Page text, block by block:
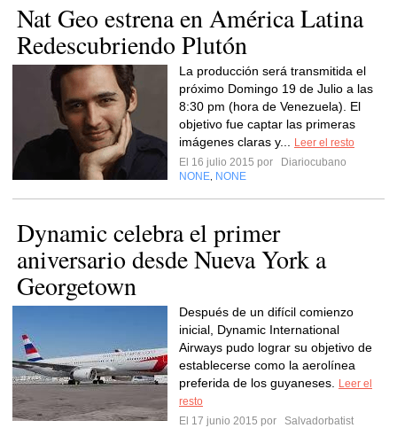
Nat Geo estrena en América Latina
Redescubriendo Plutón
La producción será transmitida el
próximo Domingo 19 de Julio a las
8:30 pm (hora de Venezuela). El
objetivo fue captar las primeras
imágenes claras y...
Leer el resto
El 16 julio 2015 por
Diariocubano
NONE NONE
Dynamic celebra el primer
aniversario desde Nueva York a
Georgetown
Después de un difícil comienzo
inicial, Dynamic International
Airways pudo lograr su objetivo de
establecerse como la aerolínea
preferida de los guyaneses.
Leer el
resto
El 17 junio 2015 por
Salvadorbatist